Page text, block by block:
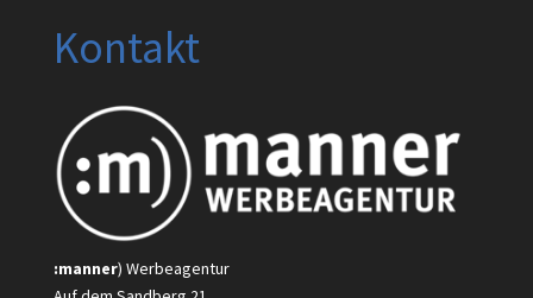
Kontakt
:manner) Werbeagentur